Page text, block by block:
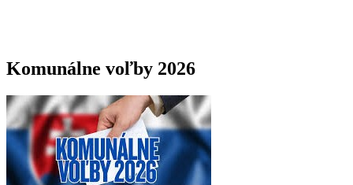
Komunálne voľby 2026